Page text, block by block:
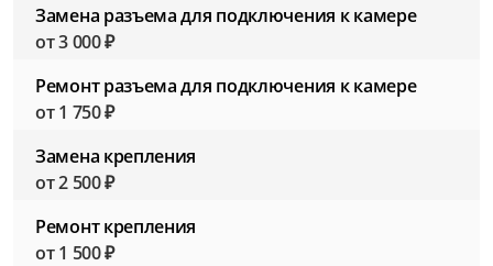
Замена разъема для подключения к камере
от 3 000 ₽
Ремонт разъема для подключения к камере
от 1 750 ₽
Замена крепления
от 2 500 ₽
Ремонт крепления
от 1 500 ₽